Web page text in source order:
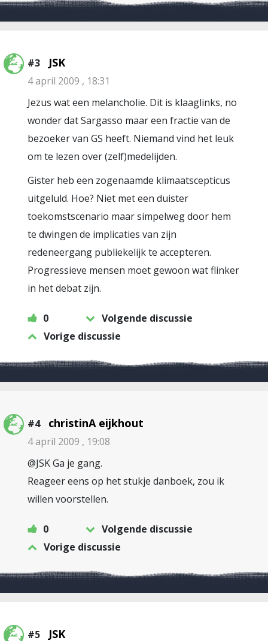
#3 JSK
4 april 2009 , 18:31
Jezus wat een melancholie. Dit is klaaglinks, no
wonder dat Sargasso maar een fractie van de
bezoeker van GS heeft. Niemand vind het leuk
om te lezen over (zelf)medelijden.
Gister heb een zogenaamde klimaatscepticus
uitgeluld. Hoe? Niet met een duister
toekomstscenario maar simpelweg door hem
te dwingen de implicaties van zijn
redeneergang publiekelijk te accepteren.
Progressieve mensen moet gewoon wat flinker
in het debat zijn.
0
Volgende discussie
Vorige discussie
#4 christinA eijkhout
4 april 2009 , 19:08
@JSK Ga je gang.
Reageer eens op het stukje danboek, zou ik
willen voorstellen.
0
Volgende discussie
Vorige discussie
#5 JSK